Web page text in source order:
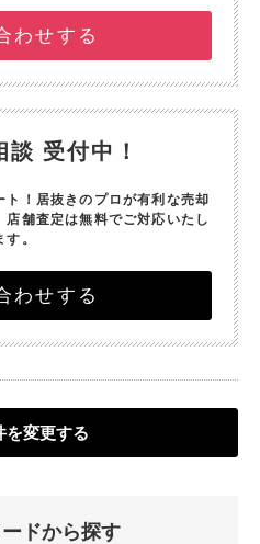
わせする
受付中！
！ 居抜きのプロが有利な売却
店舗査定は無料でご対応いたし
す。
わせする
を変更する
ドから探す